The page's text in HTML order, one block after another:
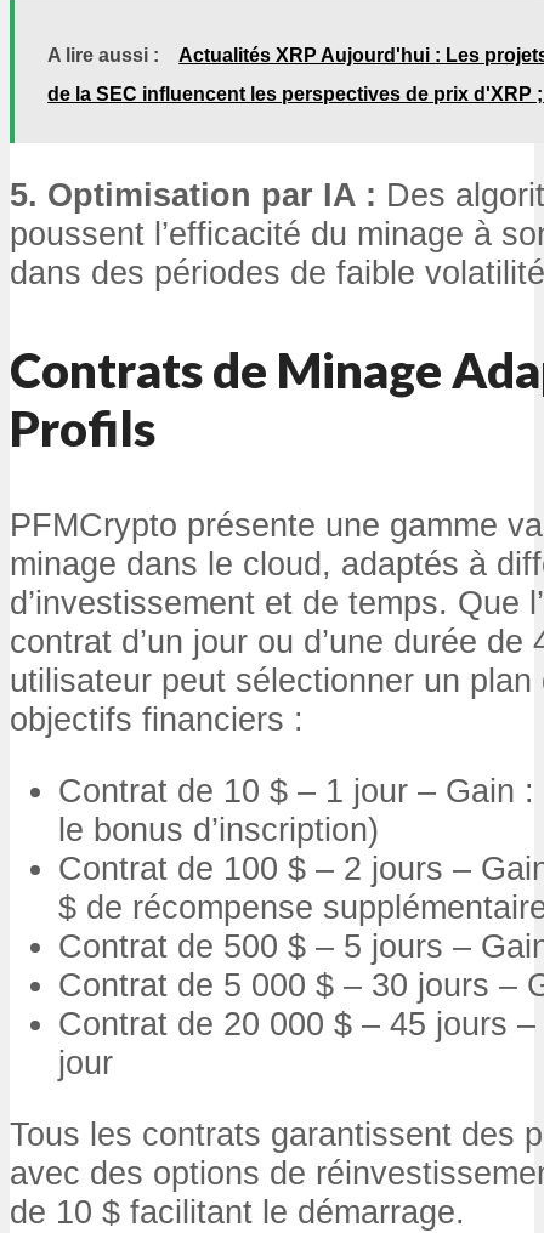
A lire aussi :
Actualités XRP Aujourd'hui : Les
de la SEC influencent les perspectives de prix d'XRP
5. Optimisation par IA : Des
poussent l’efficacité du minage à
dans des périodes de faible
Contrats de Minage
Profils
PFMCrypto présente une gamme
minage dans le cloud, adaptés à
d’investissement et de temps. Que
contrat d’un jour ou d’une durée de
utilisateur peut sélectionner un
objectifs financiers :
Contrat de 10 $ – 1 jour – Gain
le bonus d’inscription)
Contrat de 100 $ – 2 jours –
$ de récompense
Contrat de 500 $ – 5 jours –
Contrat de 5 000 $ – 30 jours –
Contrat de 20 000 $ – 45 jours
jour
Tous les contrats garantissent des
avec des options de
de 10 $ facilitant le démarrage.